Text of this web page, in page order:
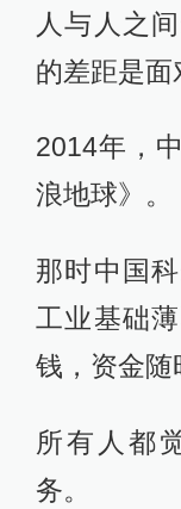
人与人之
的差距是面
2014年，
浪地球》。
那时中国
工业基础
钱，资金随
所有人都
务。